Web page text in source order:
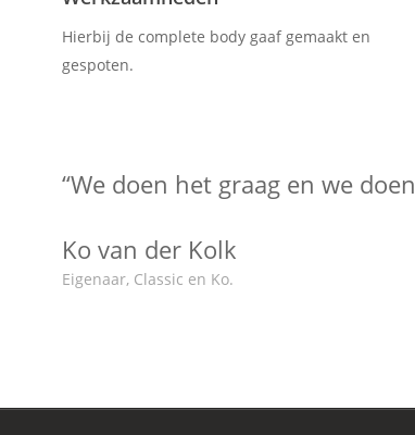
Hierbij de complete body gaaf gemaakt en
gespoten.
“We doen het graag en we
Ko van der Kolk
Eigenaar, Classic en Ko.